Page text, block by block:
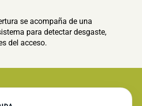
se acompaña de una
para detectar desgaste,
del acceso.